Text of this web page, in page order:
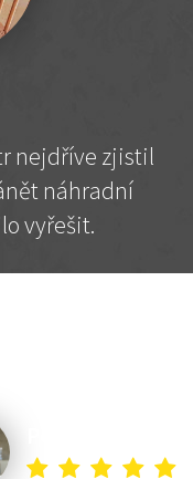
nejdříve zjistil
náhradní
vyřešit.